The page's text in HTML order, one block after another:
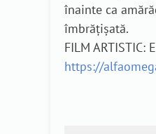
înainte ca
îmbrățișată.
FILM
https://